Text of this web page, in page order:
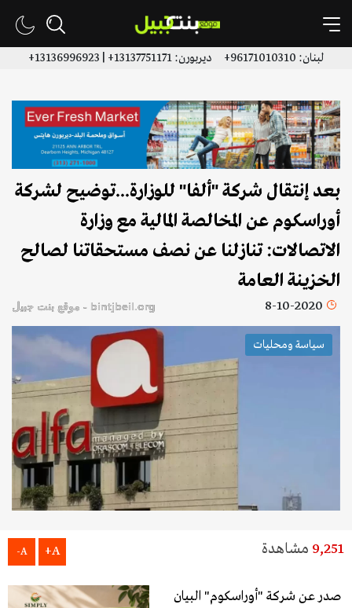
لبنان: 96171010310+ ديربورن: 13137751171+ | 13136996923+
بعد إنتقال شركة "ألفا" للوزارة...توضيح لشركة
أوراسكوم عن المخالصة المالية مع وزارة
الاتصالات: تنازلنا عن نصف مستحقاتنا لصالح
الخزينة العامة
8-10-2020 bintjbeil.org - موقع بنت جبيل
سياسة ومحليات
9,251 مشاهدة A+
A-
صدر عن شركة "أوراسكوم" البيان